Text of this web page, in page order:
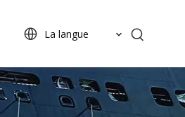
La langue